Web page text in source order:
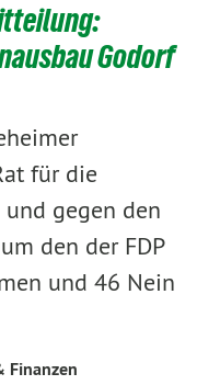
Godorf
für die
gegen den
den der FDP
und 46 Nein
Finanzen